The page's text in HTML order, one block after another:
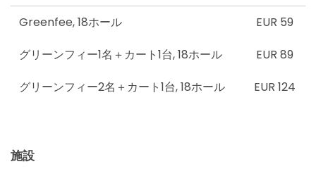
Greenfee,18ホール
EUR 59
グリーンフィー1名＋カート1台,18ホール
EUR 89
グリーンフィー2名＋カート1台,18ホール EUR 124
施設